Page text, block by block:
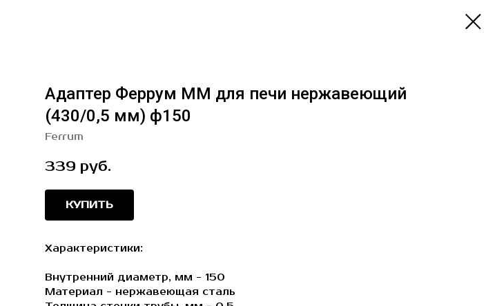
Адаптер Феррум ММ для печи нержавеющий
(430/0,5 мм) ф150
Ferrum
339 руб.
КУПИТЬ
Характеристики:
Внутренний диаметр, мм - 150
Материал - нержавеющая сталь